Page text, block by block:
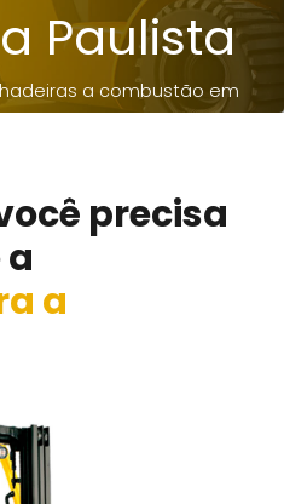
Paulista
a combustão em
precisa
a